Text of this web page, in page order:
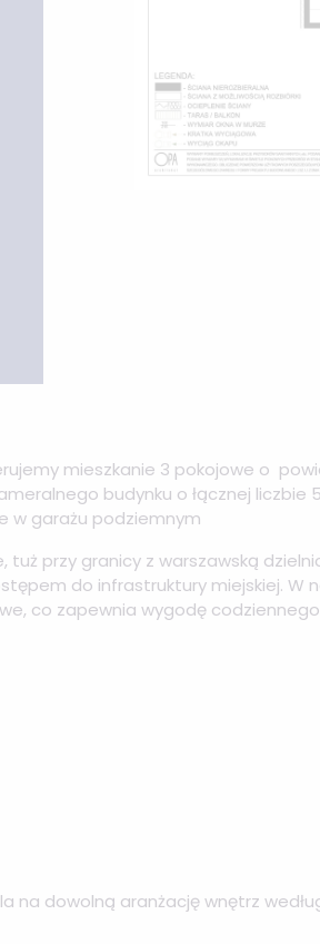
mieszkanie 3 pokojowe o
budynku o łącznej liczbie
w garażu podziemnym
tuż przy granicy z warszawską
do infrastruktury miejskiej. W
co zapewnia wygodę
na dowolną aranżację wnętrz